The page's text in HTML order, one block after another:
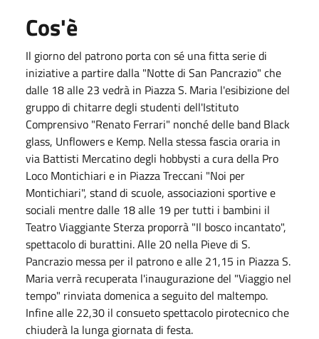
Cos'è
Il giorno del patrono porta con sé una fitta serie di
iniziative a partire dalla "Notte di San Pancrazio" che
dalle 18 alle 23 vedrà in Piazza S. Maria l'esibizione del
gruppo di chitarre degli studenti dell'Istituto
Comprensivo "Renato Ferrari" nonché delle band Black
glass, Unflowers e Kemp. Nella stessa fascia oraria in
via Battisti Mercatino degli hobbysti a cura della Pro
Loco Montichiari e in Piazza Treccani "Noi per
Montichiari", stand di scuole, associazioni sportive e
sociali mentre dalle 18 alle 19 per tutti i bambini il
Teatro Viaggiante Sterza proporrà "Il bosco incantato",
spettacolo di burattini. Alle 20 nella Pieve di S.
Pancrazio messa per il patrono e alle 21,15 in Piazza S.
Maria verrà recuperata l'inaugurazione del "Viaggio nel
tempo" rinviata domenica a seguito del maltempo.
Infine alle 22,30 il consueto spettacolo pirotecnico che
chiuderà la lunga giornata di festa.